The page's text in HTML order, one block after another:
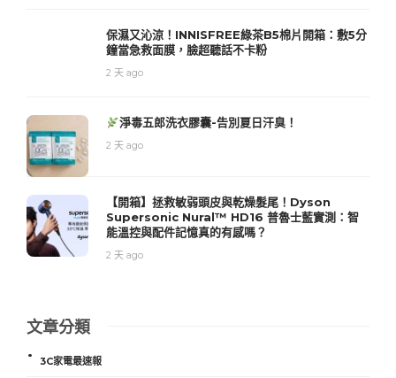
保濕又沁涼！INNISFREE綠茶B5棉片開箱：敷5分
鐘當急救面膜，臉超聽話不卡粉
2 天 ago
淨毒五郎洗衣膠囊-告別夏日汗臭！
2 天 ago
【開箱】拯救敏弱頭皮與乾燥髮尾！Dyson
Supersonic Nural™ HD16 普魯士藍實測：智
能溫控與配件記憶真的有感嗎？
2 天 ago
文章分類
3C家電最速報